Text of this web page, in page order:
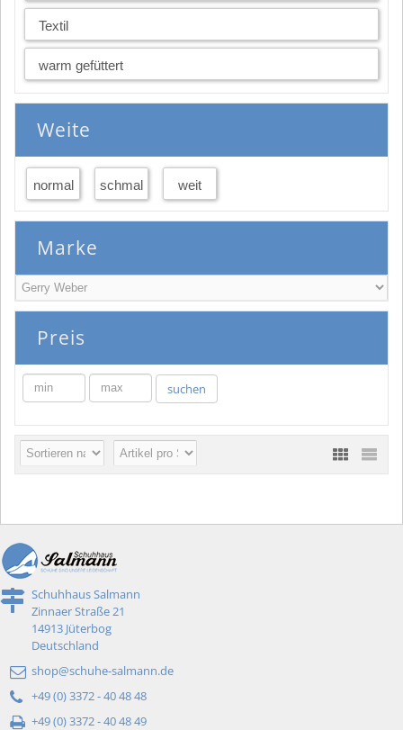
Textil
warm gefüttert
Weite
normal schmal weit
Marke
Preis
min max suchen
Schuhhaus Salmann
Zinnaer Straße 21
14913 Jüterbog
Deutschland
shop@schuhe-salmann.de
+49 (0) 3372 - 40 48 48
+49 (0) 3372 - 40 48 49